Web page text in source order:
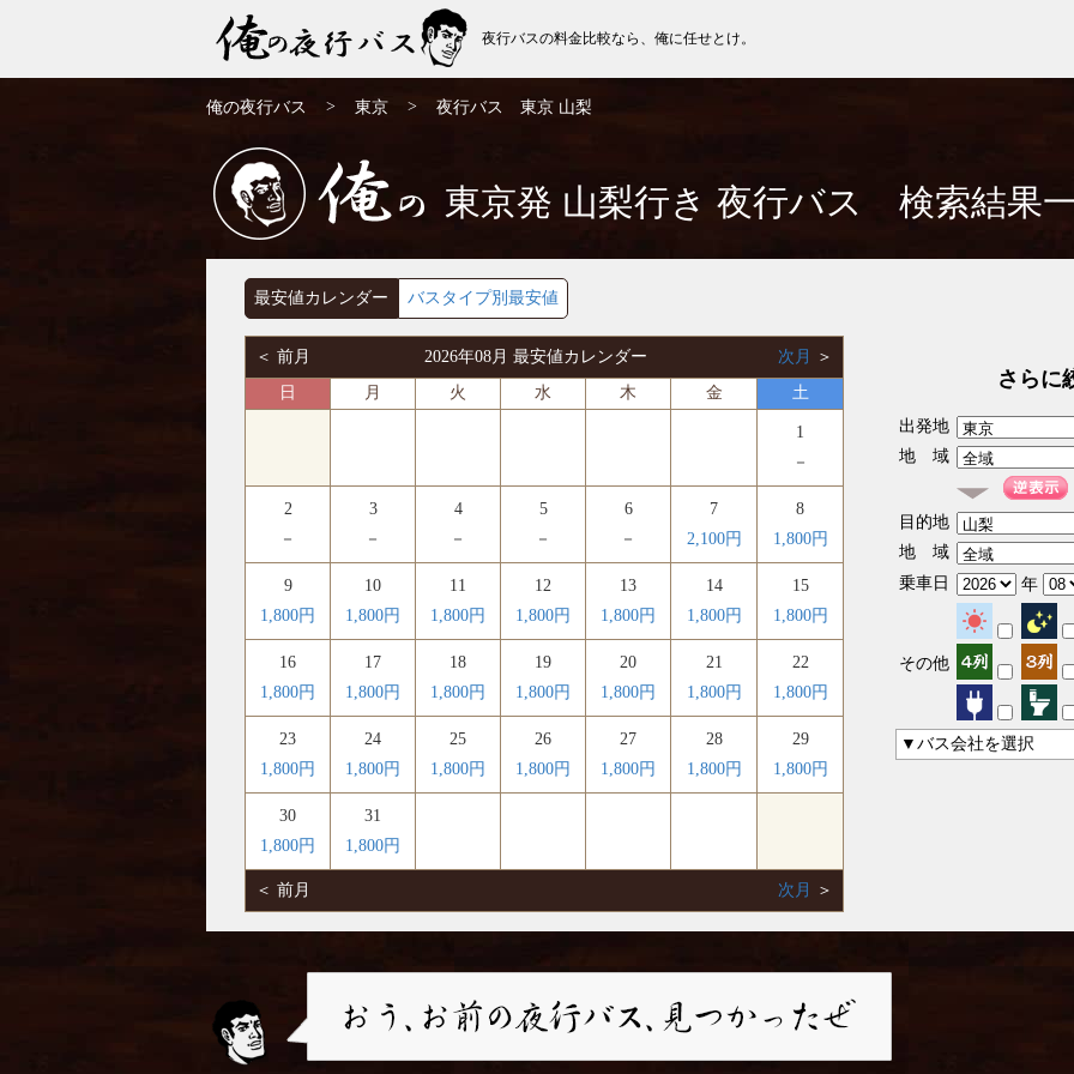
夜行バス
夜行バスの料金比較なら、俺に任せとけ。
俺の夜行バス > 東京 > 夜行バス 東京 山梨
俺の
東京発 山梨行き 夜行バス 検索結果
最安値カレンダー バスタイプ別最安値
＜ 前月 2026年08月 最安値カレンダー 次月
＞
日
月 火 水 木 金 土
1
－
2
－
3
－
4
－
5
－
6
－
7
2,100円
8
1,800円
9
1,800円
10
1,800円
11
1,800円
12
1,800円
13
1,800円
14
1,800円
15
1,800円
16
1,800円
17
1,800円
18
1,800円
19
1,800円
20
1,800円
21
1,800円
22
1,800円
23
1,800円
24
1,800円
25
1,800円
26
1,800円
27
1,800円
28
1,800円
29
1,800円
30
1,800円
31
1,800円
＜ 前月 次月 ＞
さらに
出発地
地 域
目的地
地 域
乗車日
年
その他
▼バス会社を選択